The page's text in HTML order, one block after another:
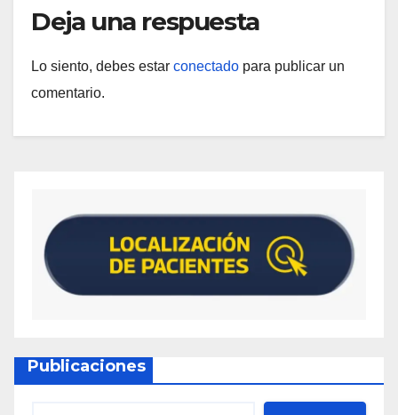
Deja una respuesta
Lo siento, debes estar conectado para publicar un
comentario.
Publicaciones